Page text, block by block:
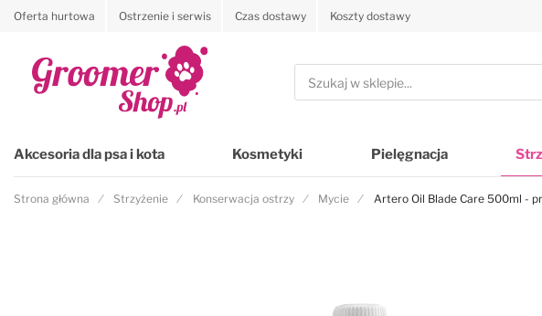
Oferta hurtowa Ostrzenie i serwis Czas dostawy Koszty dostawy
Szukaj
Akcesoria dla psa i kota Kosmetyki Pielęgnacja
Strona główna Strzyżenie Konserwacja ostrzy Mycie Artero Oil Blade Care 500ml -